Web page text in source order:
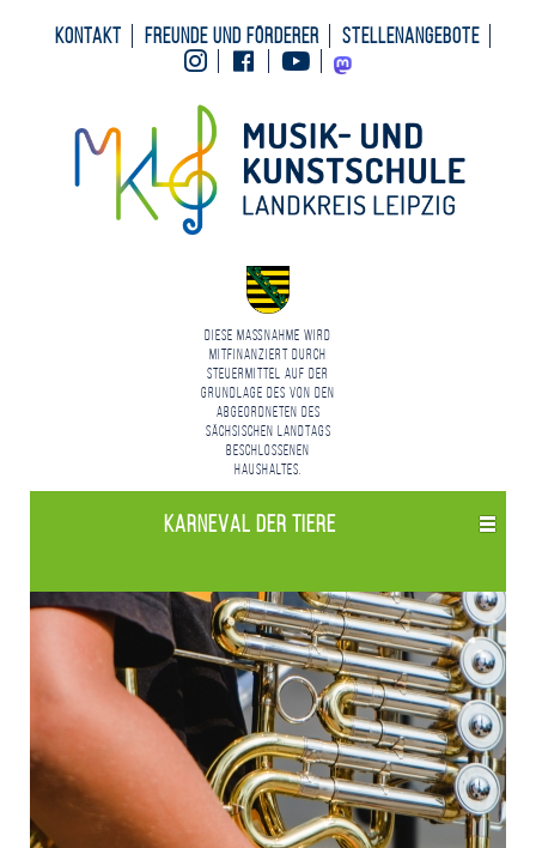
Kontakt Freunde und Förderer
Stellenangebote
InstagramFacebookYoutubeMastodon
Diese Maßnahme wird
mitfinanziert durch
Steuermittel auf der
Grundlage des von den
Abgeordneten des
Sächsischen Landtags
beschlossenen
Haushaltes.
Karneval der Tiere